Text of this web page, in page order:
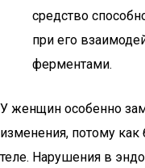
средство
при его
ферментами.
У женщин особенно
изменения, потому
теле. Нарушения в